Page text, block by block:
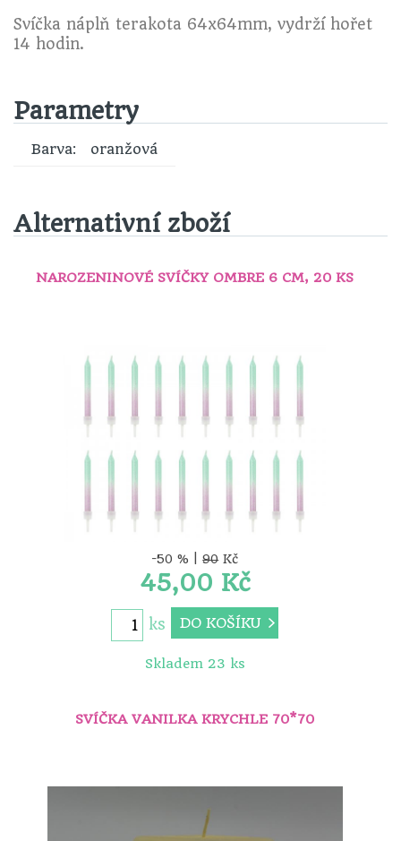
Svíčka náplň terakota 64x64mm, vydrží hořet
14 hodin.
Parametry
Barva: oranžová
Alternativní zboží
NAROZENINOVÉ SVÍČKY OMBRE 6 CM, 20 KS
-50 % |90Kč
45,00 Kč
ks DO KOŠÍKU
Skladem 23 ks
SVÍČKA VANILKA KRYCHLE 70*70